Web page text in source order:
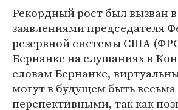
Рекордный рост был вызван
заявлениями председателя
резервной системы США
Бернанке на слушаниях в
словам Бернанке,
могут в будущем быть весьма
перспективными, так как